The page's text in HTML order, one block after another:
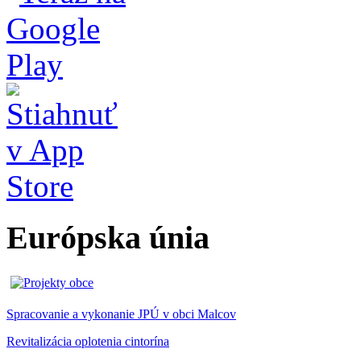
Európska únia
Spracovanie a vykonanie JPÚ v obci Malcov
Revitalizácia oplotenia cintorína